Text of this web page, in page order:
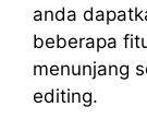
anda
beberapa
menunjang
editing.